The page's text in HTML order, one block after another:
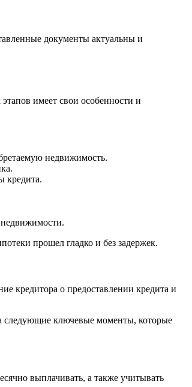
документы актуальны и
имеет свои особенности и
недвижимость.
кредита.
прошел гладко и без задержек.
кредитора о предоставлении кредита и
следующие ключевые моменты, которые
выплачивать, а также учитывать